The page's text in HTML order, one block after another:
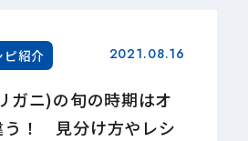
ピ紹介 2021.08.16
ガニ)の旬の時期はオ
う！ 見分け方やレシ